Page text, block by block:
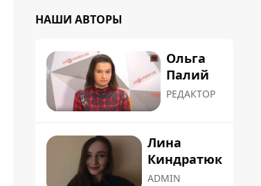
НАШИ АВТОРЫ
Ольга
Палий
РЕДАКТОР
Лина
Киндратюк
ADMIN